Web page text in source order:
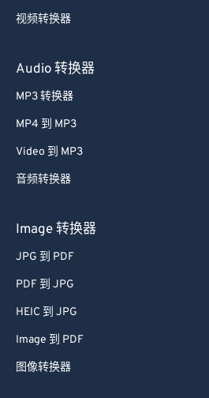
视频转换器
Audio 转换器
MP3 转换器
MP4 到 MP3
Video 到 MP3
音频转换器
Image 转换器
JPG 到 PDF
PDF 到 JPG
HEIC 到 JPG
Image 到 PDF
图像转换器